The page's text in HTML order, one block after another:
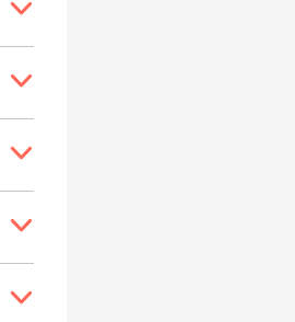




